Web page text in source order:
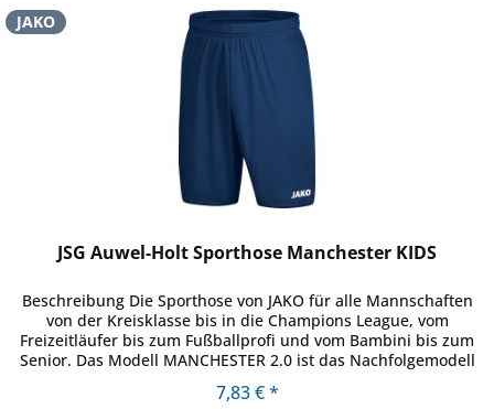
JAKO
JSG Auwel-Holt Sporthose Manchester KIDS
Beschreibung Die Sporthose von JAKO für alle Mannschaften
von der Kreisklasse bis in die Champions League, vom
Freizeitläufer bis zum Fußballprofi und vom Bambini bis zum
Senior. Das Modell MANCHESTER 2.0 ist das Nachfolgemodell
7,83 € *